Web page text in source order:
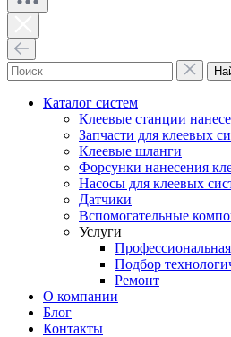
Каталог систем
Клеевые станции
Запчасти для клеевых
Клеевые шланги
Форсунки нанесения
Насосы для клеевых
Датчики
Вспомогательные
Услуги
Подбор
Ремонт
О компании
Блог
Контакты